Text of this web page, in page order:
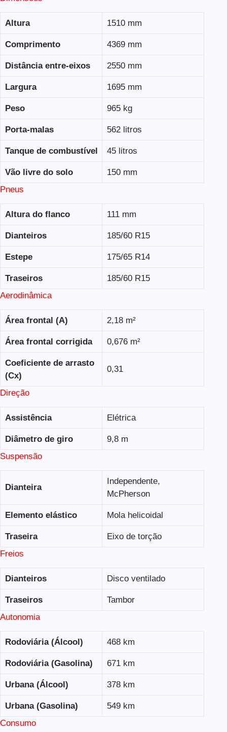
Altura 1510 mm
Comprimento 4369 mm
Distância entre-eixos 2550 mm
Largura 1695 mm
Peso 965 kg
Porta-malas 562 litros
Tanque de combustível 45 litros
Vão livre do solo
150 mm
Pneus
Altura do flanco 111 mm
Dianteiros 185/60 R15
Estepe 175/65 R14
Traseiros
185/60 R15
Aerodinâmica
Área frontal (A) 2,18 m²
Área frontal corrigida 0,676 m²
Coeficiente de arrasto
(Cx)
0,31
Direção
Assistência Elétrica
Diâmetro de giro
9,8 m
Suspensão
Dianteira
Independente,
McPherson
Elemento elástico Mola helicoidal
Traseira
Eixo de torção
Freios
Dianteiros Disco ventilado
Traseiros
Tambor
Autonomia
Rodoviária (Álcool) 468 km
Rodoviária (Gasolina) 671 km
Urbana (Álcool) 378 km
Urbana (Gasolina)
549 km
Consumo